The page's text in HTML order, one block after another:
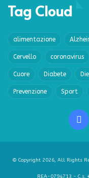
Tag Cloud
alimentazione
Cervello coronavirus
Cuore Diabete
Prevenzione Sport
© Copyright 2026, All Rights
REA-0794713 - C.s.